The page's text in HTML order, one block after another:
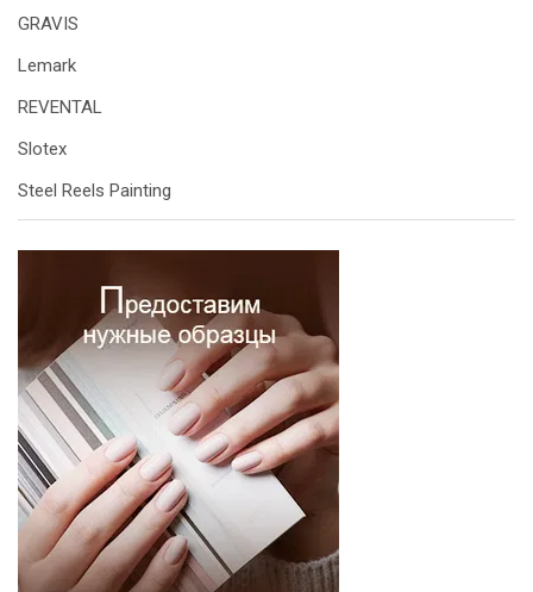
GRAVIS
Lemark
REVENTAL
Slotex
Steel Reels Painting